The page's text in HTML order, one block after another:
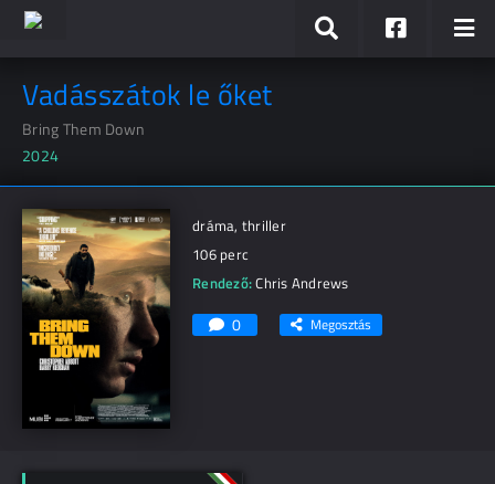
Vadásszátok le őket
Bring Them Down
2024
dráma, thriller
106 perc
Rendező:Chris Andrews
0 Megosztás